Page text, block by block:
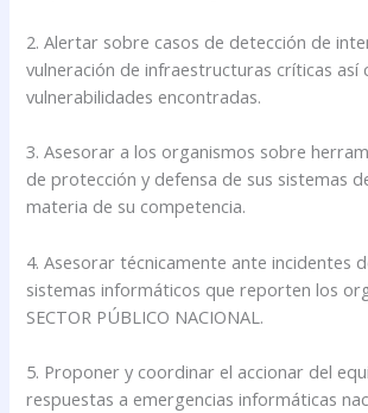
2. Alertar sobre casos de detección de
vulneración de infraestructuras críticas así
vulnerabilidades encontradas.
3. Asesorar a los organismos sobre
de protección y defensa de sus sistemas
materia de su competencia.
4. Asesorar técnicamente ante incidentes
sistemas informáticos que reporten los
SECTOR PÚBLICO NACIONAL.
5. Proponer y coordinar el accionar del
respuestas a emergencias informáticas